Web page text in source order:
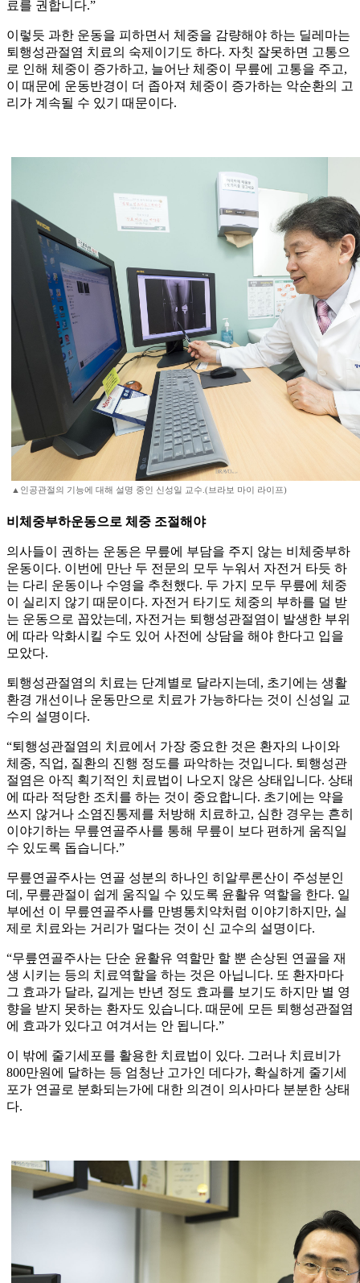
료를 권합니다.”
이렇듯 과한 운동을 피하면서 체중을 감량해야 하는 딜레마는
퇴행성관절염 치료의 숙제이기도 하다. 자칫 잘못하면 고통으
로 인해 체중이 증가하고, 늘어난 체중이 무릎에 고통을 주고,
이 때문에 운동반경이 더 좁아져 체중이 증가하는 악순환의 고
리가 계속될 수 있기 때문이다.
▲인공관절의 기능에 대해 설명 중인 신성일 교수.(브라보 마이 라이프)
비체중부하운동으로 체중 조절해야
의사들이 권하는 운동은 무릎에 부담을 주지 않는 비체중부하
운동이다. 이번에 만난 두 전문의 모두 누워서 자전거 타듯 하
는 다리 운동이나 수영을 추천했다. 두 가지 모두 무릎에 체중
이 실리지 않기 때문이다. 자전거 타기도 체중의 부하를 덜 받
는 운동으로 꼽았는데, 자전거는 퇴행성관절염이 발생한 부위
에 따라 악화시킬 수도 있어 사전에 상담을 해야 한다고 입을
모았다.
퇴행성관절염의 치료는 단계별로 달라지는데, 초기에는 생활
환경 개선이나 운동만으로 치료가 가능하다는 것이 신성일 교
수의 설명이다.
“퇴행성관절염의 치료에서 가장 중요한 것은 환자의 나이와
체중, 직업, 질환의 진행 정도를 파악하는 것입니다. 퇴행성관
절염은 아직 획기적인 치료법이 나오지 않은 상태입니다. 상태
에 따라 적당한 조치를 하는 것이 중요합니다. 초기에는 약을
쓰지 않거나 소염진통제를 처방해 치료하고, 심한 경우는 흔히
이야기하는 무릎연골주사를 통해 무릎이 보다 편하게 움직일
수 있도록 돕습니다.”
무릎연골주사는 연골 성분의 하나인 히알루론산이 주성분인
데, 무릎관절이 쉽게 움직일 수 있도록 윤활유 역할을 한다. 일
부에선 이 무릎연골주사를 만병통치약처럼 이야기하지만, 실
제로 치료와는 거리가 멀다는 것이 신 교수의 설명이다.
“무릎연골주사는 단순 윤활유 역할만 할 뿐 손상된 연골을 재
생 시키는 등의 치료역할을 하는 것은 아닙니다. 또 환자마다
그 효과가 달라, 길게는 반년 정도 효과를 보기도 하지만 별 영
향을 받지 못하는 환자도 있습니다. 때문에 모든 퇴행성관절염
에 효과가 있다고 여겨서는 안 됩니다.”
이 밖에 줄기세포를 활용한 치료법이 있다. 그러나 치료비가
800만원에 달하는 등 엄청난 고가인 데다가, 확실하게 줄기세
포가 연골로 분화되는가에 대한 의견이 의사마다 분분한 상태
다.